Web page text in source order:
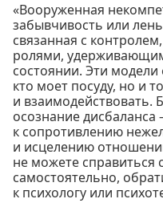
«Вооруженная
забывчивость или
связанная с
ролями,
состоянии. Эти
кто моет посуду, но и
и взаимодействовать.
осознание
к сопротивлению
и исцелению
не можете справиться
самостоятельно,
к психологу или